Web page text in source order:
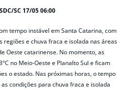
SC 17/05 06:00
tempo instável em Santa Catarina, com
e chuva fraca e isolada nas áreas
Oeste catarinense. No momento, as
no Meio-Oeste e Planalto Sul e ficam
o estado. Nas próximas horas, o tempo
condições para chuva fraca e isolada